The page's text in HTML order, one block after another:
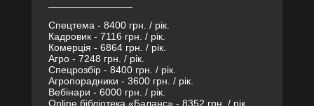
Спецтема - 8400 грн. / рік.
Кадровик - 7116 грн. / рік.
Комерція - 6864 грн. / рік.
Агро - 7248 грн. / рік.
Спецрозбір - 8400 грн. / рік.
Агропорадники - 3600 грн. / рік.
Вебінари - 6000 грн. / рік.
Online бібліотека «Баланс» - 8352 грн. / рік.